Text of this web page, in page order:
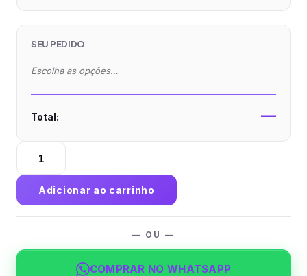
SEU PEDIDO
Escolha as opções…
Total: —
ESPECIAL20
20
Jogos
com
Cartas
Adicionar ao carrinho
— OU —
COMPRAR NO WHATSAPP